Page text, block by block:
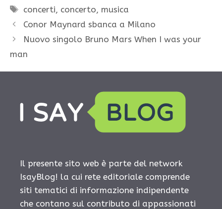
Tag
concerti, concerto, musica
Conor Maynard sbanca a Milano
Nuovo singolo Bruno Mars When I was your
man
Il presente sito web è parte del network
IsayBlog! la cui rete editoriale comprende
siti tematici di informazione indipendente
che contano sul contributo di appassionati